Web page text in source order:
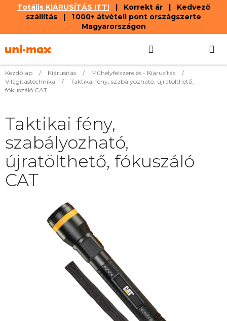
Totális KIÁRUSÍTÁS ITT!| Korrekt ár | Kedvező
szállítás | 1 000+ átvételi pont országszerte
Magyarországon
tartalomhoz
KOSÁR
Kezdőlap / Kiárusítás / Műhelyfelszerelés - Kiárusítás
/
Világítástechnika
/
Taktikai fény, szabályozható, újratölthető,
fókuszáló CAT
Taktikai fény,
szabályozható,
újratölthető, fókuszáló
CAT